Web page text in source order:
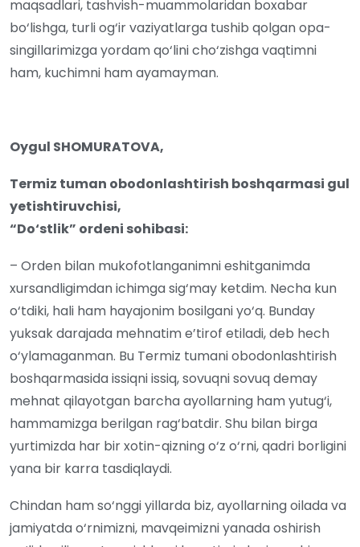
maqsadlari, tashvish-muammolaridan boxabar
bo‘lishga, turli og‘ir vaziyatlarga tushib qolgan opa-
singillarimizga yordam qo‘lini cho‘zishga vaqtimni
ham, kuchimni ham ayamayman.
Oygul SHOMURATOVA,
Termiz tuman obodonlashtirish boshqarmasi gul
yetishtiruvchisi,
“Do‘stlik” ordeni sohibasi:
– Orden bilan mukofotlanganimni eshitganimda
xursandligimdan ichimga sig‘may ketdim. Necha kun
o‘tdiki, hali ham hayajonim bosilgani yo‘q. Bunday
yuksak darajada mehnatim e’tirof etiladi, deb hech
o‘ylamaganman. Bu Termiz tumani obodonlashtirish
boshqarmasida issiqni issiq, sovuqni sovuq demay
mehnat qilayotgan barcha ayollarning ham yutug‘i,
hammamizga berilgan rag‘batdir. Shu bilan birga
yurtimizda har bir xotin-qizning o‘z o‘rni, qadri borligini
yana bir karra tasdiqlaydi.
Chindan ham so‘nggi yillarda biz, ayollarning oilada va
jamiyatda o‘rnimizni, mavqeimizni yanada oshirish